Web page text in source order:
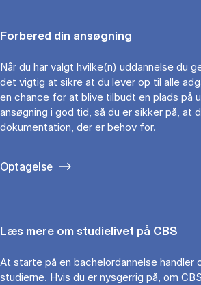
Forbered din ansøgning
Når du har valgt hvilke(n) uddannelse du
det vigtig at sikre at du lever op til alle
en chance for at blive tilbudt en plads på
ansøgning i god tid, så du er sikker på, at
dokumentation, der er behov for.
Optagelse
Læs mere om studielivet på CBS
At starte på en bachelordannelse handler
studierne. Hvis du er nysgerrig på, om